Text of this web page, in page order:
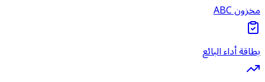
مخزون ABC
بطاقة أداء البائع